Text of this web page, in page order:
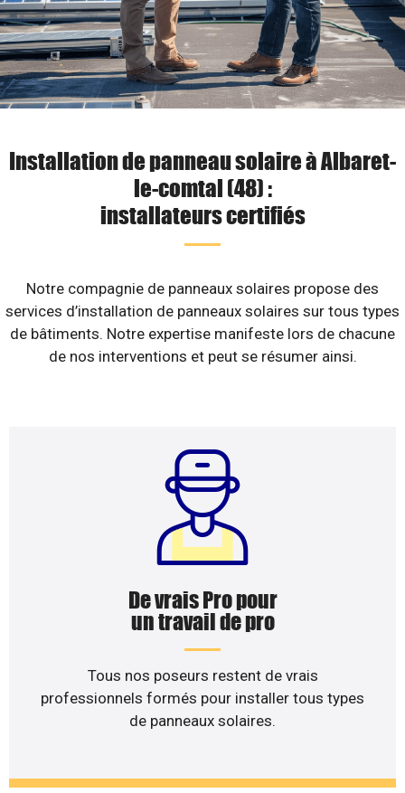
Installation de panneau solaire à Albaret-
le-comtal (48) :
installateurs certifiés
Notre compagnie de panneaux solaires propose des
services d’installation de panneaux solaires sur tous types
de bâtiments. Notre expertise manifeste lors de chacune
de nos interventions et peut se résumer ainsi.
De vrais Pro pour
un travail de pro
Tous nos poseurs restent de vrais
professionnels formés pour installer tous types
de panneaux solaires.